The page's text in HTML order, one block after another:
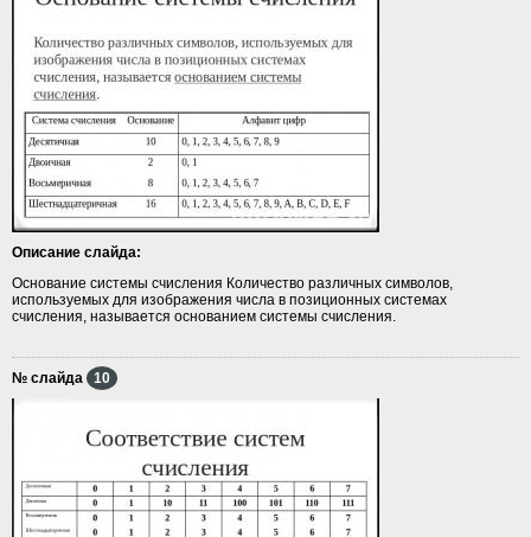
Описание слайда:
Основание системы счисления Количество различных символов,
используемых для изображения числа в позиционных системах
счисления, называется основанием системы счисления.
№ слайда 10